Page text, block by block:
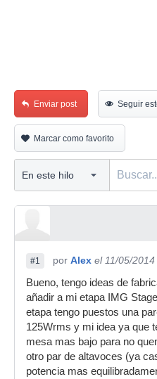
Enviar post Seguir
Marcar como favorito
#1 por Alex el 11/05/2014
Bueno, tengo ideas de
añadir a mi etapa IMG
etapa tengo puestos una
125Wrms y mi idea ya que
mesa mas bajo para no
otro par de altavoces (ya
potencia mas